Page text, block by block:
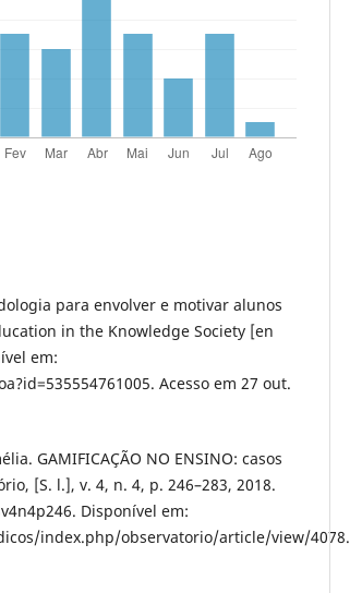
para envolver e motivar alunos
in the Knowledge Society [en
em:
Acesso em 27 out.
GAMIFICAÇÃO NO ENSINO: casos
[S. l.], v. 4, n. 4, p. 246–283, 2018.
Disponível em:
index.php/observatorio/article/view/4078.